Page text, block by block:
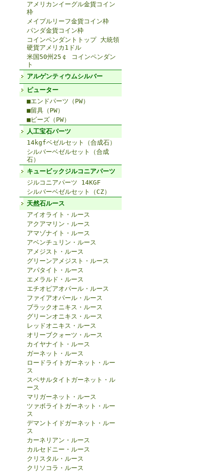
アメリカンイーグル金貨コイン
枠
メイプルリーフ金貨コイン枠
パンダ金貨コイン枠
コインペンダントトップ 大統領
硬貨アメリカ1ドル
米国50州25￠ コインペンダン
ト
アルゲンティウムシルバー
ピューター
■エンドパーツ（PW）
■留具（PW）
■ビーズ（PW）
人工宝石パーツ
14kgfベゼルセット（合成石）
シルバーベゼルセット（合成
石）
キュービックジルコニアパーツ
ジルコニアパーツ 14KGF
シルバーベゼルセット（CZ）
天然石ルース
アイオライト・ルース
アクアマリン・ルース
アマゾナイト・ルース
アベンチュリン・ルース
アメジスト・ルース
グリーンアメジスト・ルース
アパタイト・ルース
エメラルド・ルース
エチオピアオパール・ルース
ファイアオパール・ルース
ブラックオニキス・ルース
グリーンオニキス・ルース
レッドオニキス・ルース
オリーブクォーツ・ルース
カイヤナイト・ルース
ガーネット・ルース
ロードライトガーネット・ルー
ス
スペサルタイトガーネット・ル
ース
マリガーネット・ルース
ツァボライトガーネット・ルー
ス
デマントイドガーネット・ルー
ス
カーネリアン・ルース
カルセドニー・ルース
クリスタル・ルース
クリソコラ・ルース